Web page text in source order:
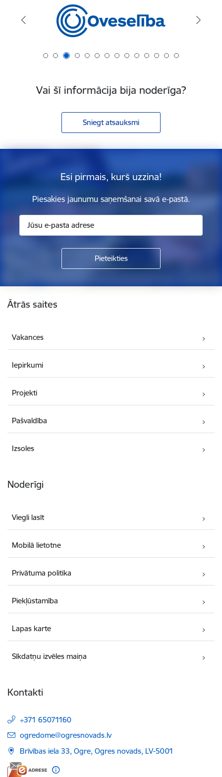
Vai šī informācija bija noderīga?
Sniegt atsauksmi
Esi pirmais, kurš uzzina!
Piesakies jaunumu saņemšanai savā e-pastā.
Ātrās saites
Vakances
Iepirkumi
Projekti
Pašvaldība
Izsoles
Noderīgi
Viegli lasīt
Mobilā lietotne
Privātuma politika
Piekļūstamība
Lapas karte
Sīkdatņu izvēles maiņa
Kontakti
+371 65071160
E-pasts:
ogredome@ogresnovads.lv
Brīvības iela 33, Ogre, Ogres novads, LV-5001